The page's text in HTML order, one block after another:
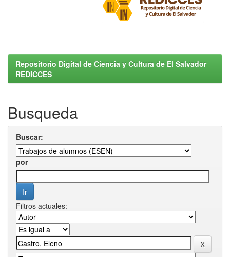
Repositorio Digital de Ciencia y Cultura de El Salvador
REDICCES
Busqueda
Buscar:
por
Filtros actuales: